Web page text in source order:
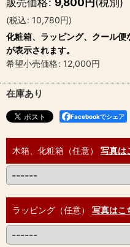
(税込: 10,780円)
化粧箱、ラッピング、クール
が表示されます。
希望小売価格: 12,000円
在庫あり
Facebookでシェア
木箱、化粧箱（任意） 写真は
ラッピング（任意） 写真はこ